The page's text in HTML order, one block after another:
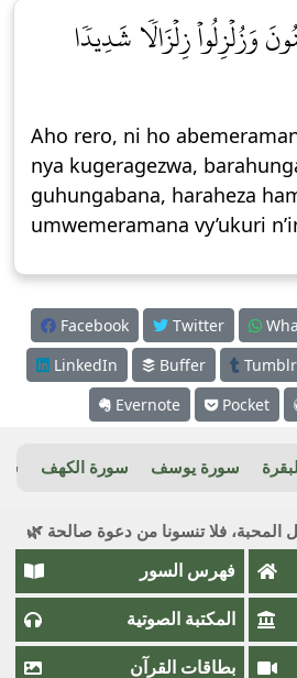
وَزُلۡزِلُواْ زِلۡزَالٗا شَدِيدٗا
Aho rero, ni ho
nya kugeragezwa,
guhungabana, haraheza
umwemeramana vy’ukuri
Facebook Twitter
LinkedIn
Buffer Tumblr
Evernote
Pocket
سورة يوسف سورة الكهف
المحبة، فلا تنسونا من دعوة صالحة 🌿
فهرس السور
المكتبة الصوتية
بطاقات القرآن